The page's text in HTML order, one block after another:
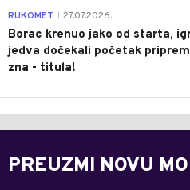
RUKOMET 27.07.2026.
Borac krenuo jako od starta,
jedva dočekali početak
zna - titula!
PREUZMI NOVU